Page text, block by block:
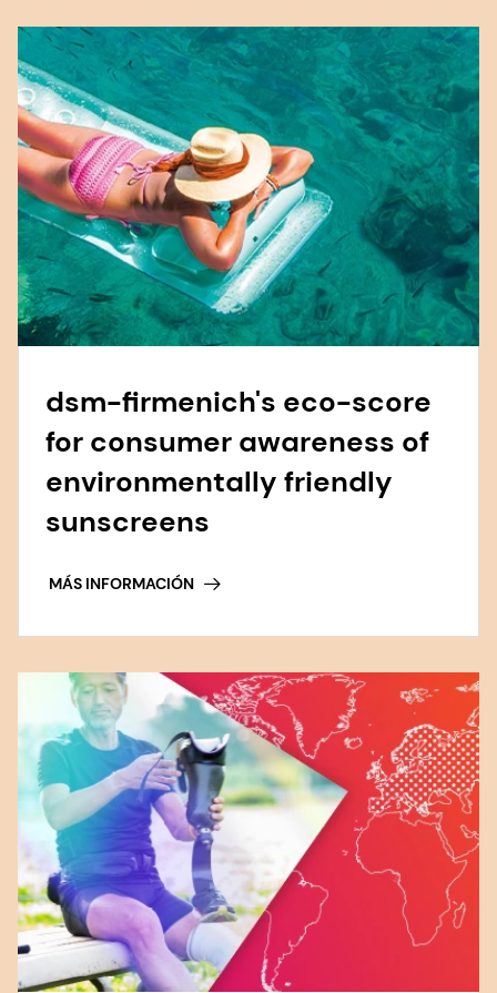
dsm-firmenich's eco-score
for consumer awareness of
environmentally friendly
sunscreens
MÁS INFORMACIÓN